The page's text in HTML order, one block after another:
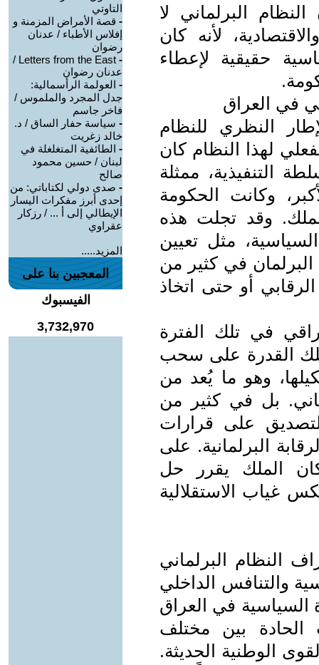
البرلماني لا
لأنه كان
حقيقية لإعطاء
في العراق
النظري للنظام
لهذا النظام كان
التنفيذية، ممثلة
وكانت الحكومة
وقد تجلت هذه
مثل تعيين
في كثير من
أو حتى اتخاذ
في تلك الفترة
القدرة على سحب
وهو ما يُعد من
بل في كثير من
على قرارات
البرلمانية. على
الملك يقرر حل
غياب الاستقلالية
النظام البرلماني
والتنافس الداخلي
السياسية في العراق
الحادة بين مختلف
الوطنية الحديثة.
التاوتي
- قصة الأمراض المزمنة و
إفلاس الأطباء / عدنان
رضوان
-
Letters from the East /
عدنان رضوان
- العولمة الرأسمالية:
جدل المجرد والملموس /
فاخر جاسم
- سياسة حفار الساق / د.
خالد زغريت
- الطائفية المتغلغلة في
لبنان / حسين محمود
صالح
- صدى دولي لكتاباتي: من
إحدى أبرز مفكرات اليسار
الإيطالي إلى أ ... / رزكار
عقراوي
المزيد.....
المعجبين بنا على
الفيسبوك
3,732,970